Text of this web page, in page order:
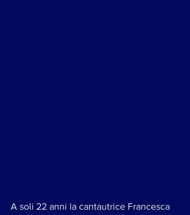
A soli 22 anni la cantautrice Francesca